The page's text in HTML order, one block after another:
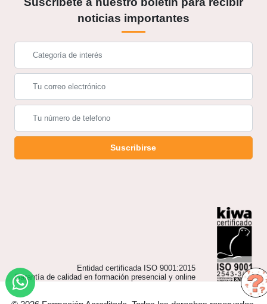
noticias importantes
Suscribirse
Entidad certificada ISO 9001:2015
Garantía de calidad en formación presencial y online